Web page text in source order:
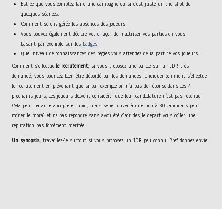
Est-ce que vous comptez faire une campagne ou si c’est juste un one shot de
quelques séances.
Comment serons gérée les absences des joueurs.
Vous pouvez également décrire votre façon de maitriser vos parties en vous
basant par exemple sur les badges.
Quel niveau de connaissances des règles vous attendez de la part de vos joueurs.
Comment s’effectue le recrutement, si vous proposez une partie sur un JDR très
demandé, vous pourriez bien être débordé par les demandes. Indiquer comment s’effectue
le recrutement en prévenant que si par exemple on n’a pas de réponse dans les 4
prochains jours, les joueurs doivent considérer que leur candidature n’est pas retenue.
Cela peut paraitre abrupte et froid, mais se retrouver à dire non à 80 candidats peut
miner le moral et ne pas répondre sans avoir été clair dès le départ vous coller une
réputation pas forcément méritée.
Un synopsis,travaillez-le surtout si vous proposez un JDR peu connu. Bref donnez envie.